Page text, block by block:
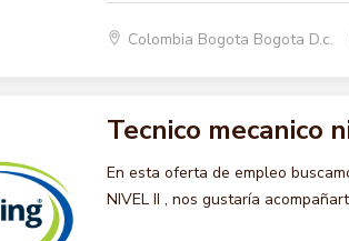
Colombia Bogota Bogota D.c.
Tecnico mecanico
En esta oferta de empleo
NIVEL II , nos gustaría